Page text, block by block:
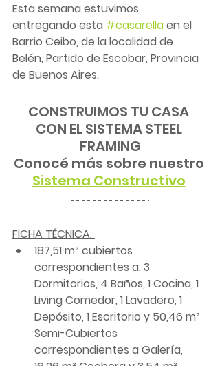
Esta semana estuvimos
entregando esta #casarella en el
Barrio Ceibo, de la localidad de
Belén, Partido de Escobar, Provincia
de Buenos Aires.
CONSTRUIMOS TU CASA
CON EL SISTEMA STEEL
FRAMING
Conocé más sobre nuestro
Sistema Constructivo
FICHA TÉCNICA:
187,51 m² cubiertos
correspondientes a: 3
Dormitorios, 4 Baños, 1 Cocina, 1
Living Comedor, 1 Lavadero, 1
Depósito, 1 Escritorio y 50,46 m²
Semi-Cubiertos
correspondientes a Galería,